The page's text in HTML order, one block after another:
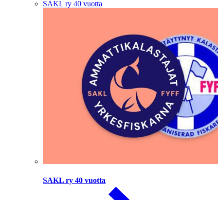
SAKL ry 40 vuotta
SAKL ry 40 vuotta